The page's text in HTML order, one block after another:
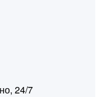
24/7